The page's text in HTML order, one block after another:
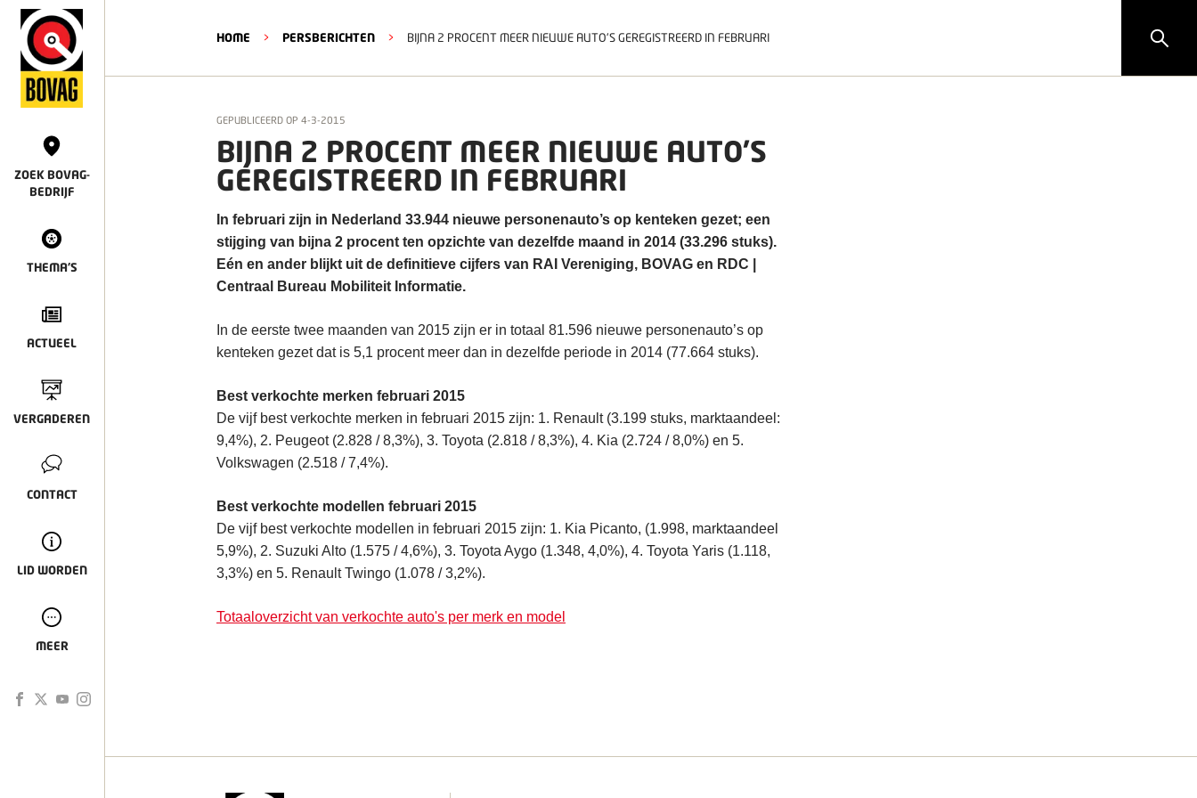
ZOEK BOVAG-
BEDRIJF
THEMA'S
ACTUEEL
VERGADEREN
CONTACT
LID WORDEN
MEER
HOME > PERSBERICHTEN > BIJNA 2 PROCENT MEER NIEUWE AUTO'S GEREGISTREERD IN FEBRUARI
GEPUBLICEERD OP 4-3-2015
BIJNA 2 PROCENT MEER NIEUWE AUTO'S
GEREGISTREERD IN FEBRUARI
In februari zijn in Nederland 33.944 nieuwe personenauto’s op kenteken gezet; een
stijging van bijna 2 procent ten opzichte van dezelfde maand in 2014 (33.296 stuks).
Eén en ander blijkt uit de definitieve cijfers van RAI Vereniging, BOVAG en RDC |
Centraal Bureau Mobiliteit Informatie.
In de eerste twee maanden van 2015 zijn er in totaal 81.596 nieuwe personenauto’s op
kenteken gezet dat is 5,1 procent meer dan in dezelfde periode in 2014 (77.664 stuks).
Best verkochte merken februari 2015
De vijf best verkochte merken in februari 2015 zijn: 1. Renault (3.199 stuks, marktaandeel:
9,4%), 2. Peugeot (2.828 / 8,3%), 3. Toyota (2.818 / 8,3%), 4. Kia (2.724 / 8,0%) en 5.
Volkswagen (2.518 / 7,4%).
Best verkochte modellen februari 2015
De vijf best verkochte modellen in februari 2015 zijn: 1. Kia Picanto, (1.998, marktaandeel
5,9%), 2. Suzuki Alto (1.575 / 4,6%), 3. Toyota Aygo (1.348, 4,0%), 4. Toyota Yaris (1.118,
3,3%) en 5. Renault Twingo (1.078 / 3,2%).
Totaaloverzicht van verkochte auto's per merk en model